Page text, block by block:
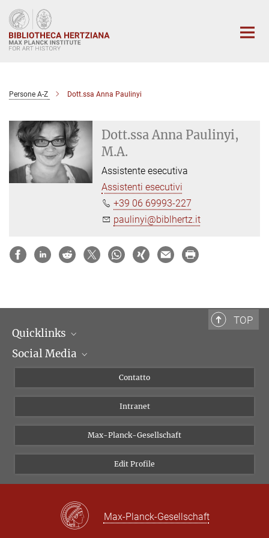
Main-
Content
Persone A-Z Dott.ssa Anna Paulinyi
Dott.ssa Anna Paulinyi,
M.A.
Assistente esecutiva
Assistenti esecutivi
+39 06 69993-227
paulinyi@biblhertz.it
TOP
Quicklinks
Dipartimenti di ricerca
Social Media
Instagram
Bluesky
Vimeo
Newsletter
Contatto
Intranet
Max-Planck-Gesellschaft
Edit Profile
Max-Planck-Gesellschaft